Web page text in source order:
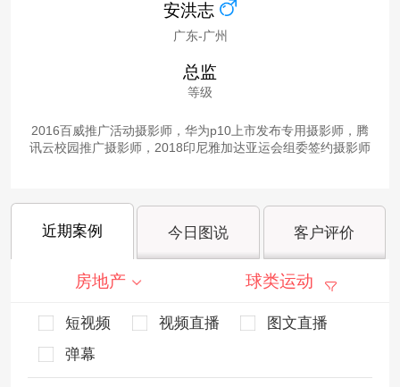
安洪志
广东-广州
总监
等级
2016百威推广活动摄影师，华为p10上市发布专用摄影师，腾
讯云校园推广摄影师，2018印尼雅加达亚运会组委签约摄影师
近期案例 今日图说 客户评价
房地产 球类运动
短视频 视频直播
图文直播
弹幕